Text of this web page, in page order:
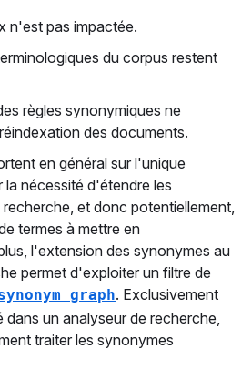
n'est pas impactée.
du corpus restent
règles synonymiques ne
des documents.
en général sur l'unique
nécessité d'étendre les
et donc potentiellement,
termes à mettre en
l'extension des synonymes au
permet d'exploiter un filtre de
. Exclusivement
un analyseur de recherche,
traiter les synonymes